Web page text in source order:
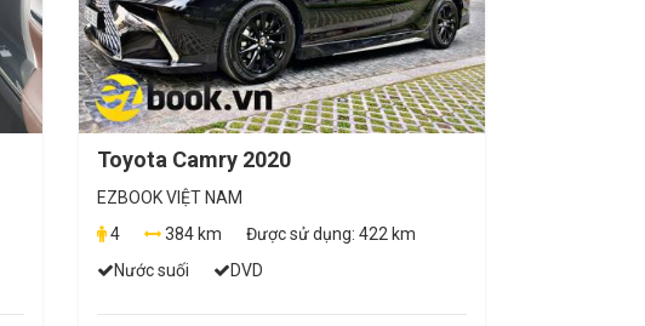
Toyota Camry 2020
EZBOOK VIỆT NAM
4
384 km Được sử dụng: 422 km
Nước suối
DVD